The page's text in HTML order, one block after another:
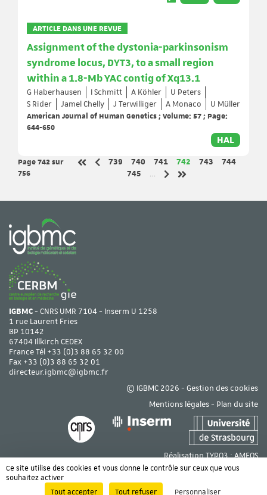
ARTICLE DANS UNE REVUE
Assignment of the dystonia-parkinsonism
syndrome locus, DYT3, to a small region
within a 1.8-Mb YAC contig of Xq13.1
G Haberhausen I Schmitt A Köhler
U Peters
S Rider
Jamel Chelly J Terwilliger A Monaco
U Müller
American Journal of Human Genetics ; Volume: 57 ; Page:
644-650
HAL
Page 742sur
756
Première page
Page précédente
Page
739 Page
740 Page
741 Page
742 Page
743 Page
744
Page
745
…
IGBMC- CNRS UMR 7104 - Inserm U 1258
1 rue Laurent Fries
BP 10142
67404 Illkirch CEDEX
France Tél +33 (0)3 88 65 32 00
Fax +33 (0)3 88 65 32 01
directeur.igbmc@igbmc.fr
© IGBMC 2026 - Gestion des cookies
Mentions légales- Plan du site
Réalisation TYPO3 :AMEOS
Ce site utilise des cookies et vous donne le contrôle sur ceux que vous
souhaitez activer
Tout accepter
Tout refuser Personnaliser